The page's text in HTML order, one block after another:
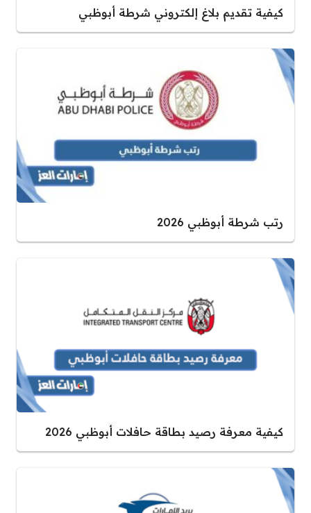
كيفية تقديم بلاغ إلكتروني شرطة أبوظبي
رتب شرطة أبوظبي 2026
كيفية معرفة رصيد بطاقة حافلات أبوظبي 2026